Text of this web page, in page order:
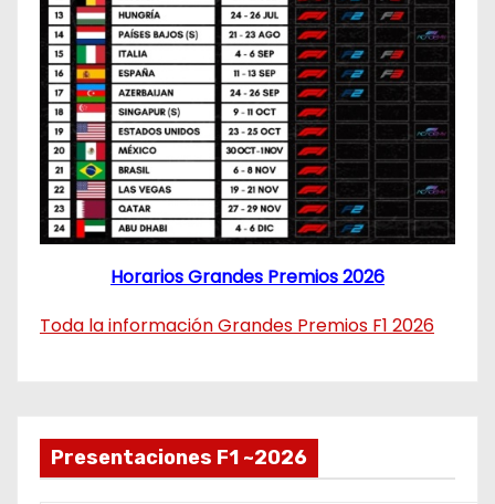
Horarios Grandes Premios 2026
Toda la información Grandes Premios F1 2026
Presentaciones F1 ~2026